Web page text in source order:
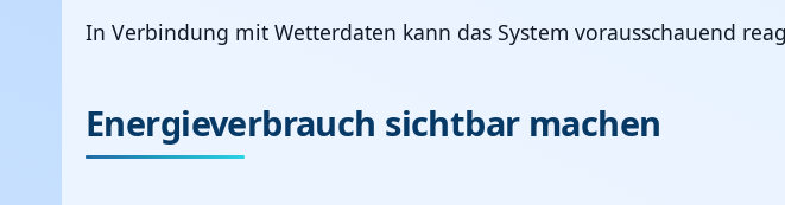
In Verbindung mit Wetterdaten kann das System vorausschauend
Energieverbrauch sichtbar machen